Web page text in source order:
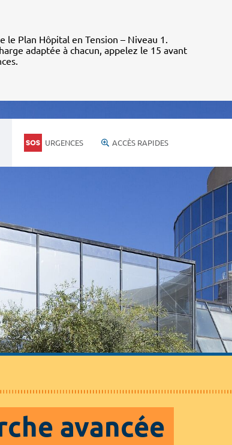
le Plan Hôpital en Tension – Niveau 1.
adaptée à chacun, appelez le 15 avant
URGENCES ACCÈS RAPIDES
avancée